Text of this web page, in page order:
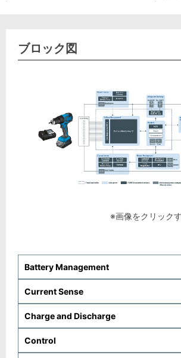
ブロック図
※画像をクリック
Battery Management
Current Sense
Charge and Discharge
Control